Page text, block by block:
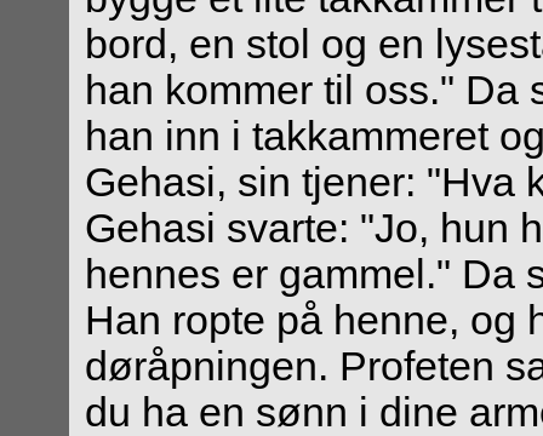
bord, en stol og en
han kommer til oss." Da
han inn i takkammeret
Gehasi, sin tjener: "Hva
Gehasi svarte: "Jo, hun
hennes er gammel." Da
Han ropte på henne, og
døråpningen. Profeten
du ha en sønn i dine